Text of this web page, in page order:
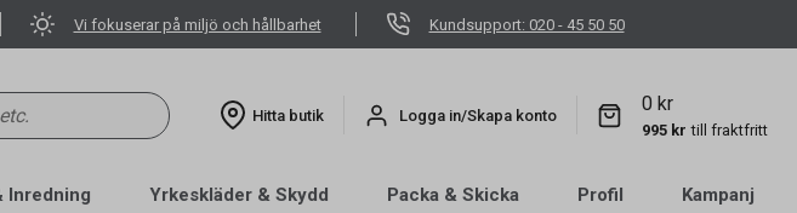
Vi fokuserar på miljö och hållbarhet Kundsupport: 020 - 45 50 50
Hitta butik Logga in/Skapa konto
0 kr
995 kr till fraktfritt
Inredning Yrkeskläder & Skydd Packa & Skicka Profil
Kampanj